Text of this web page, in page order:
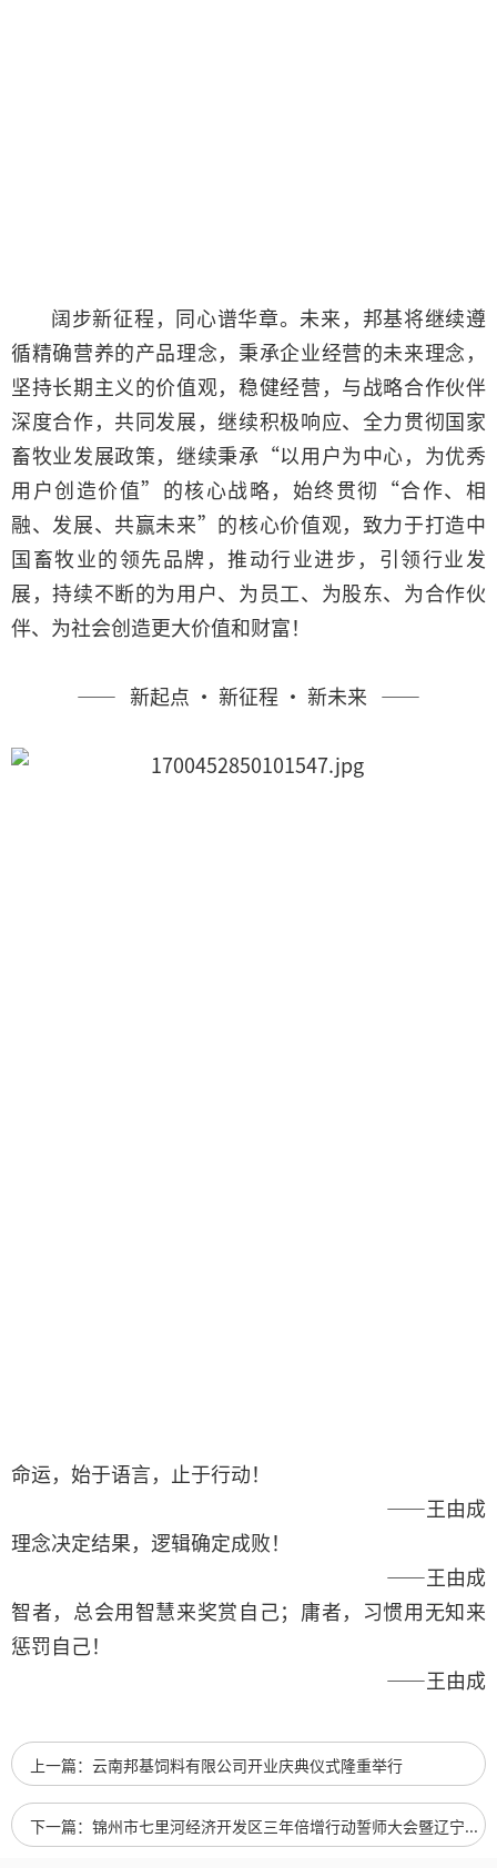
阔步新征程，同心谱华章。未来，邦基将继续遵
循精确营养的产品理念，秉承企业经营的未来理念，
坚持长期主义的价值观，稳健经营，与战略合作伙伴
深度合作，共同发展，继续积极响应、全力贯彻国家
畜牧业发展政策，继续秉承“以用户为中心，为优秀
用户创造价值”的核心战略，始终贯彻“合作、相
融、发展、共赢未来”的核心价值观，致力于打造中
国畜牧业的领先品牌，推动行业进步，引领行业发
展，持续不断的为用户、为员工、为股东、为合作伙
伴、为社会创造更大价值和财富！
—— 新起点 · 新征程 · 新未来 ——
命运，始于语言，止于行动！
——王由成
理念决定结果，逻辑确定成败！
——王由成
智者，总会用智慧来奖赏自己；庸者，习惯用无知来
惩罚自己！
——王由成
上一篇：云南邦基饲料有限公司开业庆典仪式隆重举行
下一篇：锦州市七里河经济开发区三年倍增行动誓师大会暨辽宁邦基饲料有限公司开业庆典仪式隆重举行